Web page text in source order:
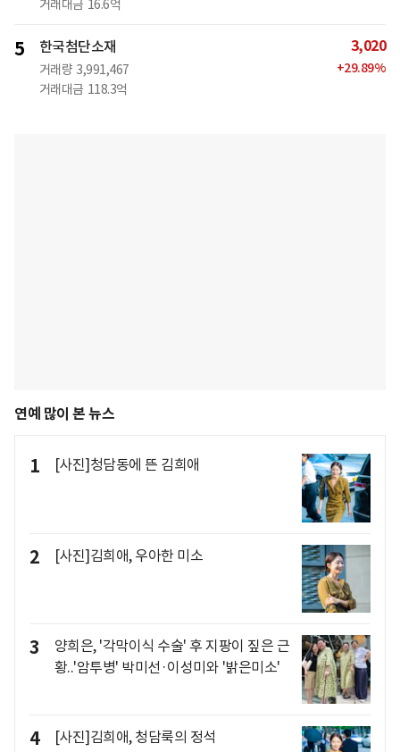
거래대금 16.6억
5 한국첨단소재
거래량 3,991,467
거래대금 118.3억
3,020
+29.89%
연예 많이 본 뉴스
1 [사진]청담동에 뜬 김희애
2 [사진]김희애, 우아한 미소
3
양희은, '각막이식 수술' 후 지팡이 짚은 근
황..'암투병' 박미선·이성미와 '밝은미소'
4 [사진]김희애, 청담룩의 정석